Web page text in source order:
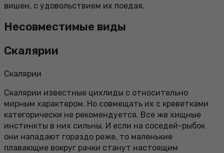
вишен, с удовольствием их поедая.
Несовместимые виды
Скалярии
Скалярии
Скалярии известные цихлиды с относительно
мирным характером. Но совмещать их с креветками
категорически не рекомендуется. Все же хищные
инстинкты в них сильны. И если на соседей-рыбок
они нападают гораздо реже, то маленькие
плавающие вокруг рачки станут настоящим